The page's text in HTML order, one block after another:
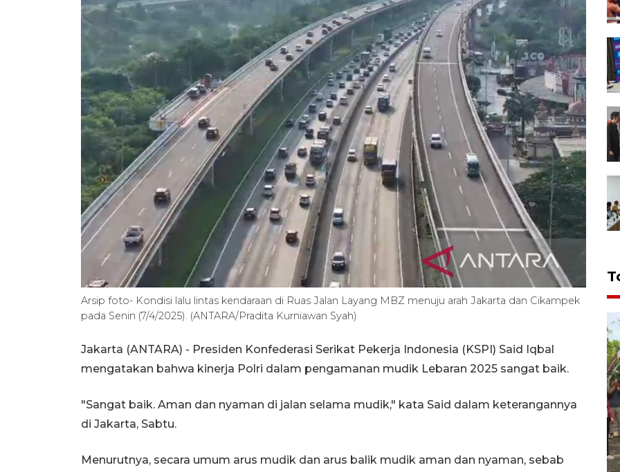
Arsip foto- Kondisi lalu lintas kendaraan di Ruas Jalan Layang MBZ menuju arah Jakarta dan Cikampek
pada Senin (7/4/2025). (ANTARA/Pradita Kurniawan Syah)
Jakarta (ANTARA) - Presiden Konfederasi Serikat Pekerja Indonesia (KSPI) Said Iqbal
mengatakan bahwa kinerja Polri dalam pengamanan mudik Lebaran 2025 sangat baik.
"Sangat baik. Aman dan nyaman di jalan selama mudik," kata Said dalam keterangannya
di Jakarta, Sabtu.
Menurutnya, secara umum arus mudik dan arus balik mudik aman dan nyaman, sebab